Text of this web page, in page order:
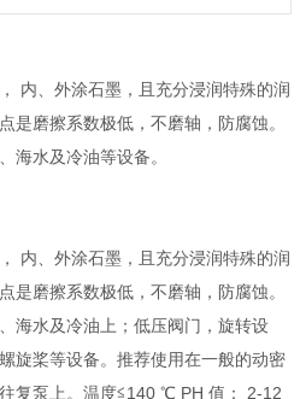
内、外涂石墨，且充分浸润特殊的润
是磨擦系数极低，不磨轴，防腐蚀。
海水及冷油等设备。
内、外涂石墨，且充分浸润特殊的润
是磨擦系数极低，不磨轴，防腐蚀。
海水及冷油上；低压阀门，旋转设
旋桨等设备。推荐使用在一般的动密
复泵上。温度≦140 ℃ PH 值： 2-12